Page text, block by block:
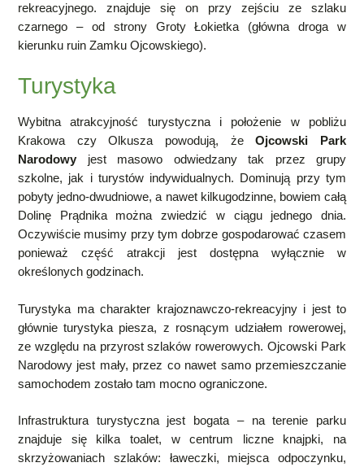
rekreacyjnego. znajduje się on przy zejściu ze szlaku
czarnego – od strony Groty Łokietka (główna droga w
kierunku ruin Zamku Ojcowskiego).
Turystyka
Wybitna atrakcyjność turystyczna i położenie w pobliżu
Krakowa czy Olkusza powodują, żeOjcowski Park
Narodowy jest masowo odwiedzany tak przez grupy
szkolne, jak i turystów indywidualnych. Dominują przy tym
pobyty jedno-dwudniowe, a nawet kilkugodzinne, bowiem całą
Dolinę Prądnika można zwiedzić w ciągu jednego dnia.
Oczywiście musimy przy tym dobrze gospodarować czasem
ponieważ część atrakcji jest dostępna wyłącznie w
określonych godzinach.
Turystyka ma charakter krajoznawczo-rekreacyjny i jest to
głównie turystyka piesza, z rosnącym udziałem rowerowej,
ze względu na przyrost szlaków rowerowych. Ojcowski Park
Narodowy jest mały, przez co nawet samo przemieszczanie
samochodem zostało tam mocno ograniczone.
Infrastruktura turystyczna jest bogata – na terenie parku
znajduje się kilka toalet, w centrum liczne knajpki, na
skrzyżowaniach szlaków: ławeczki, miejsca odpoczynku,